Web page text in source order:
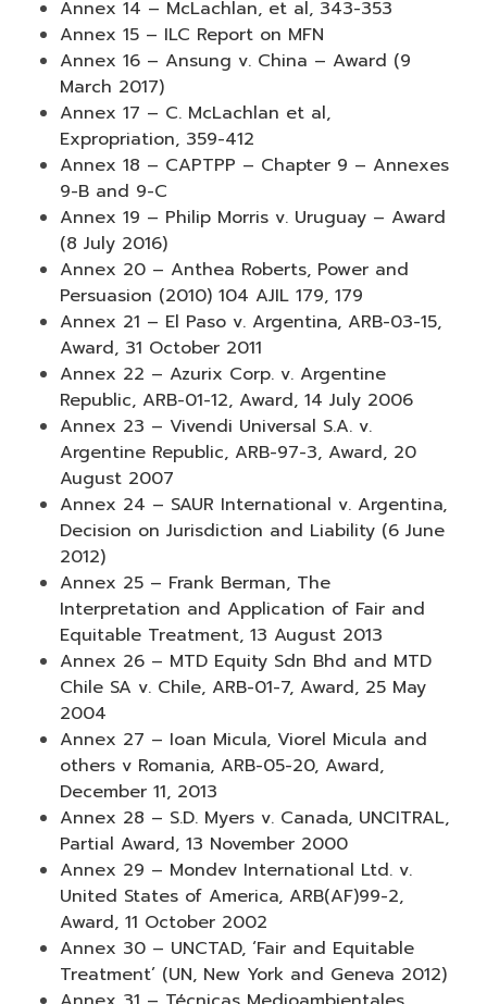
Annex 14 – McLachlan, et al, 343-353
Annex 15 – ILC Report on MFN
Annex 16 – Ansung v. China – Award (9
March 2017)
Annex 17 – C. McLachlan et al,
Expropriation, 359-412
Annex 18 – CAPTPP – Chapter 9 – Annexes
9-B and 9-C
Annex 19 – Philip Morris v. Uruguay – Award
(8 July 2016)
Annex 20 – Anthea Roberts, Power and
Persuasion (2010) 104 AJIL 179, 179
Annex 21 – El Paso v. Argentina, ARB-03-15,
Award, 31 October 2011
Annex 22 – Azurix Corp. v. Argentine
Republic, ARB-01-12, Award, 14 July 2006
Annex 23 – Vivendi Universal S.A. v.
Argentine Republic, ARB-97-3, Award, 20
August 2007
Annex 24 – SAUR International v. Argentina,
Decision on Jurisdiction and Liability (6 June
2012)
Annex 25 – Frank Berman, The
Interpretation and Application of Fair and
Equitable Treatment, 13 August 2013
Annex 26 – MTD Equity Sdn Bhd and MTD
Chile SA v. Chile, ARB-01-7, Award, 25 May
2004
Annex 27 – Ioan Micula, Viorel Micula and
others v Romania, ARB-05-20, Award,
December 11, 2013
Annex 28 – S.D. Myers v. Canada, UNCITRAL,
Partial Award, 13 November 2000
Annex 29 – Mondev International Ltd. v.
United States of America, ARB(AF)99-2,
Award, 11 October 2002
Annex 30 – UNCTAD, ‘Fair and Equitable
Treatment’ (UN, New York and Geneva 2012)